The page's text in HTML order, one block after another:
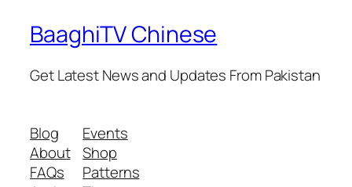
BaaghiTV Chinese
Get Latest News and Updates From Pakistan
Blog
About
FAQs
Events
Shop
Patterns